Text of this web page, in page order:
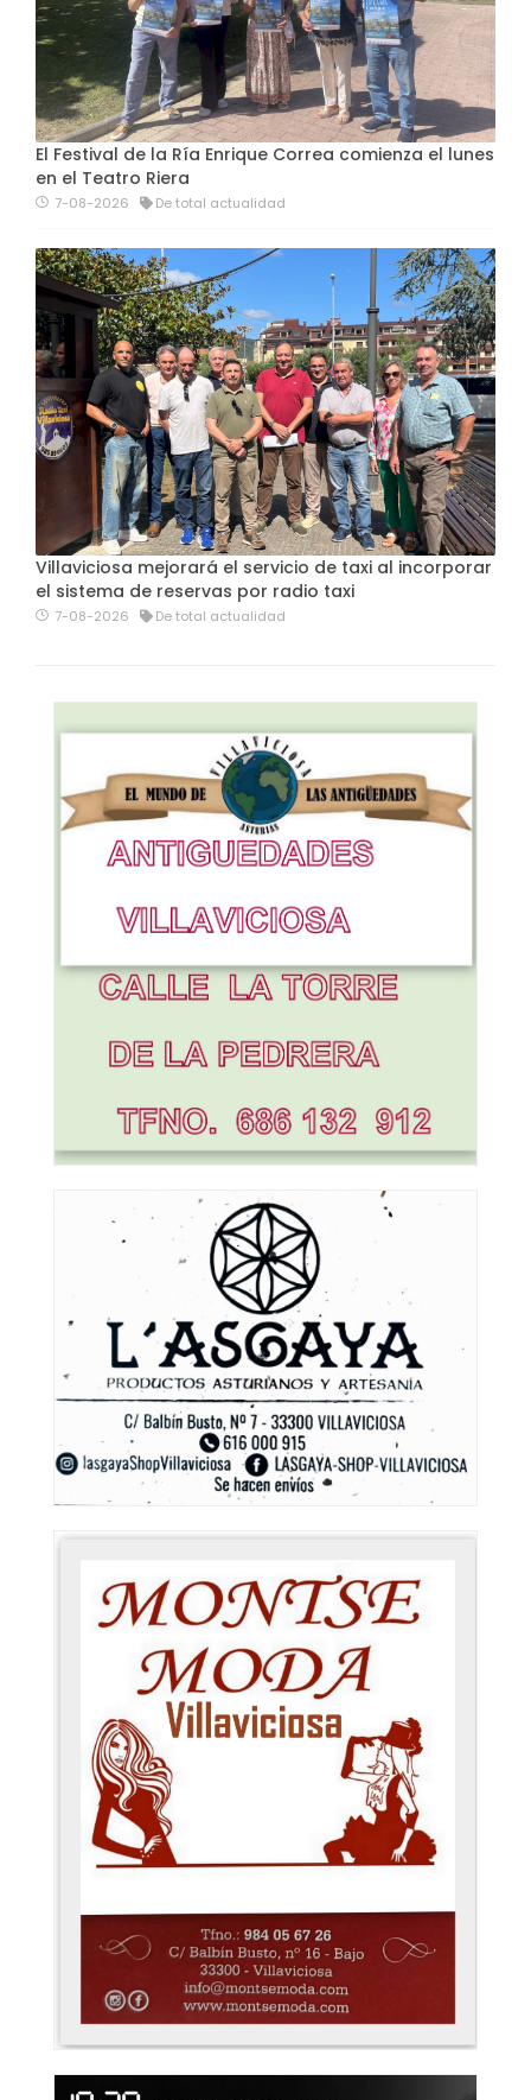
El Festival de la Ría Enrique Correa comienza el lunes
en el Teatro Riera
7-08-2026 De total actualidad
Villaviciosa mejorará el servicio de taxi al incorporar
el sistema de reservas por radio taxi
7-08-2026 De total actualidad